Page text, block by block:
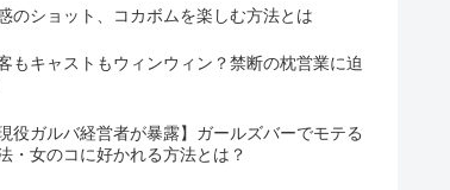
のショット、コカボムを楽しむ方法とは
もキャストもウィンウィン？禁断の枕営業に迫
現役ガルバ経営者が暴露】ガールズバーでモテる
・女のコに好かれる方法とは？